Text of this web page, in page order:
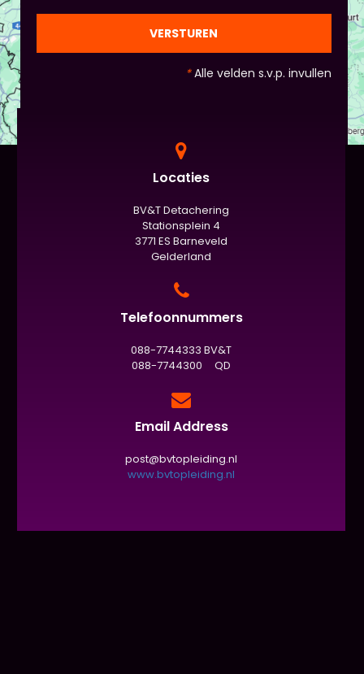
VERSTUREN
*Alle velden s.v.p. invullen
Locaties
BV&T Detachering
Stationsplein 4
3771 ES Barneveld
Gelderland
Telefoonnummers
088-7744333 BV&T
088-7744300 QD
Email Address
post@bvtopleiding.nl
www.bvtopleiding.nl